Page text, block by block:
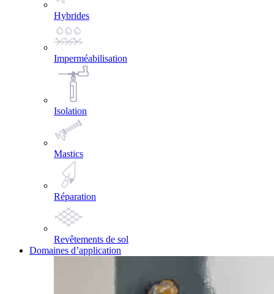
Hybrides
Imperméabilisation
Isolation
Mastics
Réparation
Revêtements de sol
Domaines d’application